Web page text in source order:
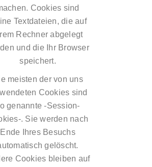
Cookies sind
Textdateien, die auf
Rechner abgelegt
und die Ihr Browser
speichert.
meisten der von uns
Cookies sind
genannte -Session-
. Sie werden nach
Ende Ihres Besuchs
gelöscht.
Cookies bleiben auf